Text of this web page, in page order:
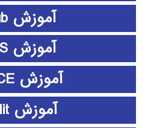
آموزش github
آموزش HFSS
آموزش HSPICE
آموزش L-Edit